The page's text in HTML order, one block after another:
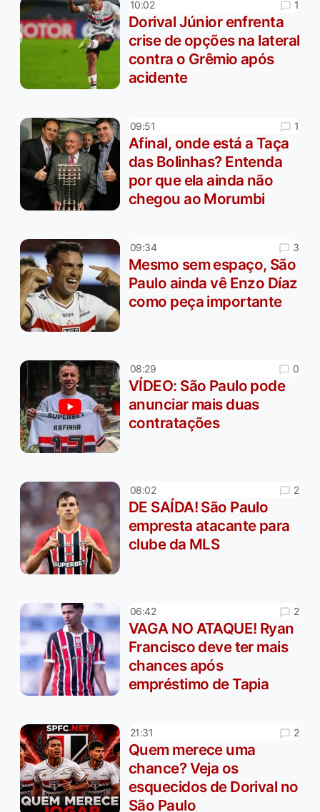
10:02 1
Dorival Júnior enfrenta
crise de opções na lateral
contra o Grêmio após
acidente
09:51 1
Afinal, onde está a Taça
das Bolinhas? Entenda
por que ela ainda não
chegou ao Morumbi
09:34 3
Mesmo sem espaço, São
Paulo ainda vê Enzo Díaz
como peça importante
08:29 0
VÍDEO: São Paulo pode
anunciar mais duas
contratações
08:02 2
DE SAÍDA! São Paulo
empresta atacante para
clube da MLS
06:42 2
VAGA NO ATAQUE! Ryan
Francisco deve ter mais
chances após
empréstimo de Tapia
21:31 2
Quem merece uma
chance? Veja os
esquecidos de Dorival no
São Paulo